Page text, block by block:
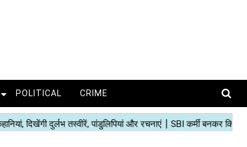
POLITICAL CRIME